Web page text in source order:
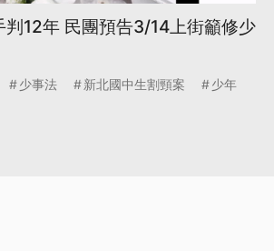
判12年 民團預告3/14上街籲修少
少事法 新北國中生割頸案
少年